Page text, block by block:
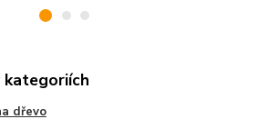
kategoriích
dřevo